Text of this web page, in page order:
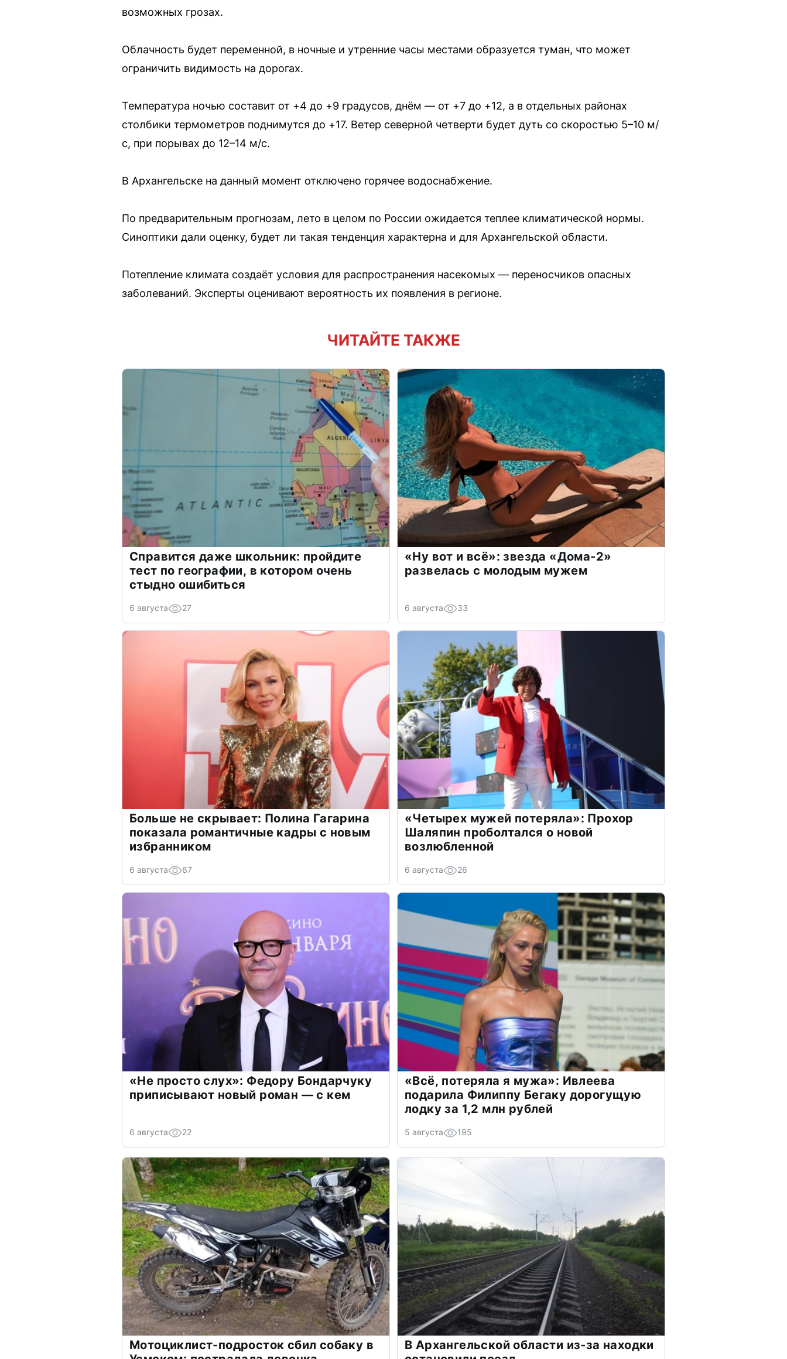
возможных грозах.
Облачность будет переменной, в ночные и утренние часы местами образуется туман, что может
ограничить видимость на дорогах.
Температура ночью составит от +4 до +9 градусов, днём — от +7 до +12, а в отдельных районах
столбики термометров поднимутся до +17. Ветер северной четверти будет дуть со скоростью 5–10 м/
с, при порывах до 12–14 м/с.
В Архангельске на данный момент отключено горячее водоснабжение.
По предварительным прогнозам, лето в целом по России ожидается теплее климатической нормы.
Синоптики дали оценку, будет ли такая тенденция характерна и для Архангельской области.
Потепление климата создаёт условия для распространения насекомых — переносчиков опасных
заболеваний. Эксперты оценивают вероятность их появления в регионе.
ЧИТАЙТЕ ТАКЖЕ
Справится даже школьник: пройдите
тест по географии, в котором очень
стыдно ошибиться
6 августа 27
«Ну вот и всё»: звезда «Дома-2»
развелась с молодым мужем
6 августа 33
Больше не скрывает: Полина Гагарина
показала романтичные кадры с новым
избранником
6 августа 67
«Четырех мужей потеряла»: Прохор
Шаляпин проболтался о новой
возлюбленной
6 августа 26
«Не просто слух»: Федору Бондарчуку
приписывают новый роман — с кем
6 августа 22
«Всё, потеряла я мужа»: Ивлеева
подарила Филиппу Бегаку дорогущую
лодку за 1,2 млн рублей
5 августа 195
Мотоциклист-подросток сбил собаку в
В Архангельской области из-за находки